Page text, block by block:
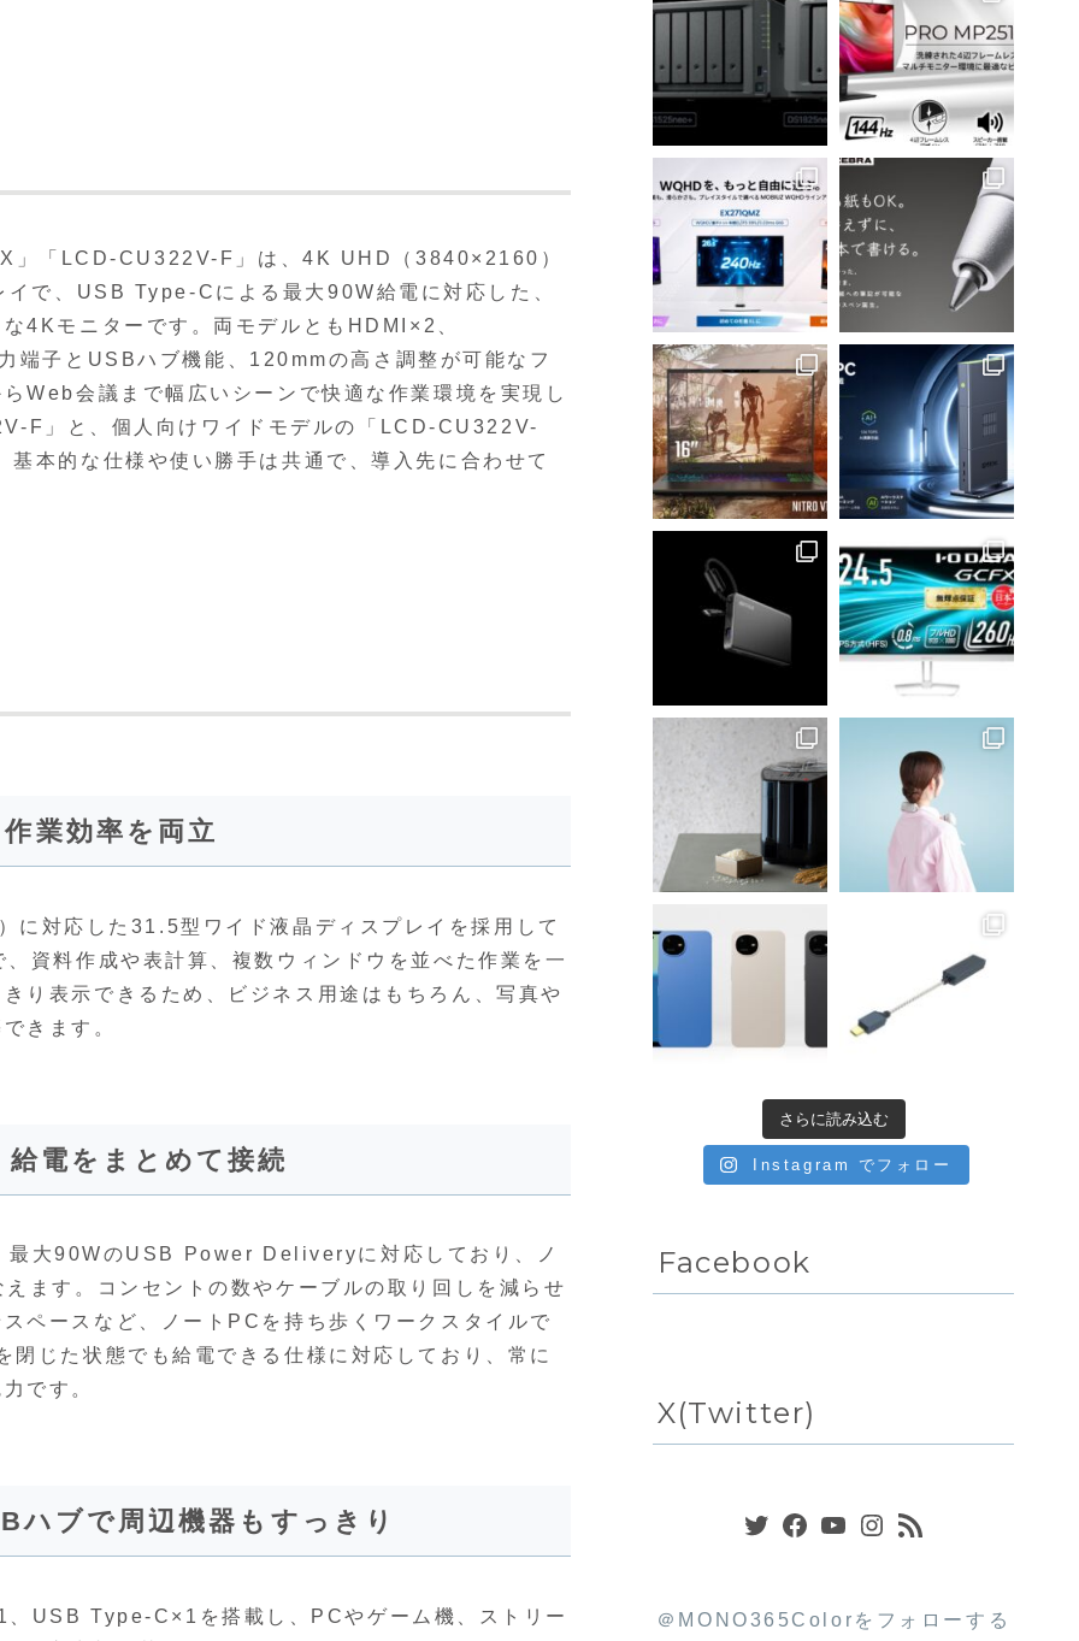
」「LCD-CU322V-F」は、4K UHD（3840×2160）
で、USB Type-Cによる最大90W給電に対応した、
4Kモニターです。両モデルともHDMI×2、
子とUSBハブ機能、120mmの高さ調整が可能なフ
Web会議まで幅広いシーンで快適な作業環境を実現し
F」と、個人向けワイドモデルの「LCD-CU322V-
本的な仕様や使い勝手は共通で、導入先に合わせて
業効率を両立
対応した31.5型ワイド液晶ディスプレイを採用して
資料作成や表計算、複数ウィンドウを並べた作業を一
り表示できるため、ビジネス用途はもちろん、写真や
きます。
電をまとめて接続
大90WのUSB Power Deliveryに対応しており、ノ
ます。コンセントの数やケーブルの取り回しを減らせ
ペースなど、ノートPCを持ち歩くワークスタイルで
じた状態でも給電できる仕様に対応しており、常に
です。
ブで周辺機器もすっきり
USB Type-C×1を搭載し、PCやゲーム機、ストリー
さらに読み込む
Instagram でフォロー
Facebook
X(Twitter)
Twitter
Facebook
YouTube
Instagram
＠MONO365Colorをフォローする